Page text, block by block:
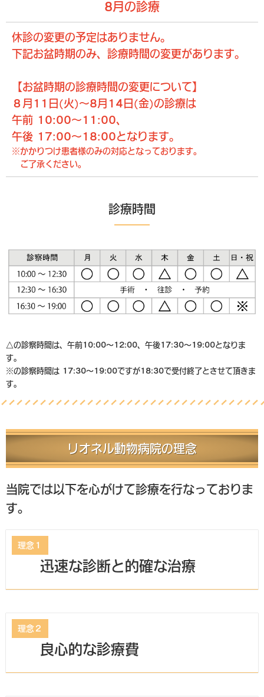
8月の診療
休診の変更の予定はありません。
下記お盆時期のみ、診療時間の変更があります。
【お盆時期の診療時間の変更について】
８月11日(火)〜8月14日(金)の診療は
午前 10:00〜11:00、
午後 17:00〜18:00となります。
※かかりつけ患者様のみの対応となっております。
ご了承ください。
診療時間
△の診察時間は、午前10:00〜12:00、午後17:30〜19:00となりま
す。
※の診察時間は 17:30〜19:00ですが18:30で受付終了とさせて頂きま
す。
リオネル動物病院の理念
当院では以下を心がけて診療を行なっておりま
す。
理念１
迅速な診断と的確な治療
理念２
良心的な診療費